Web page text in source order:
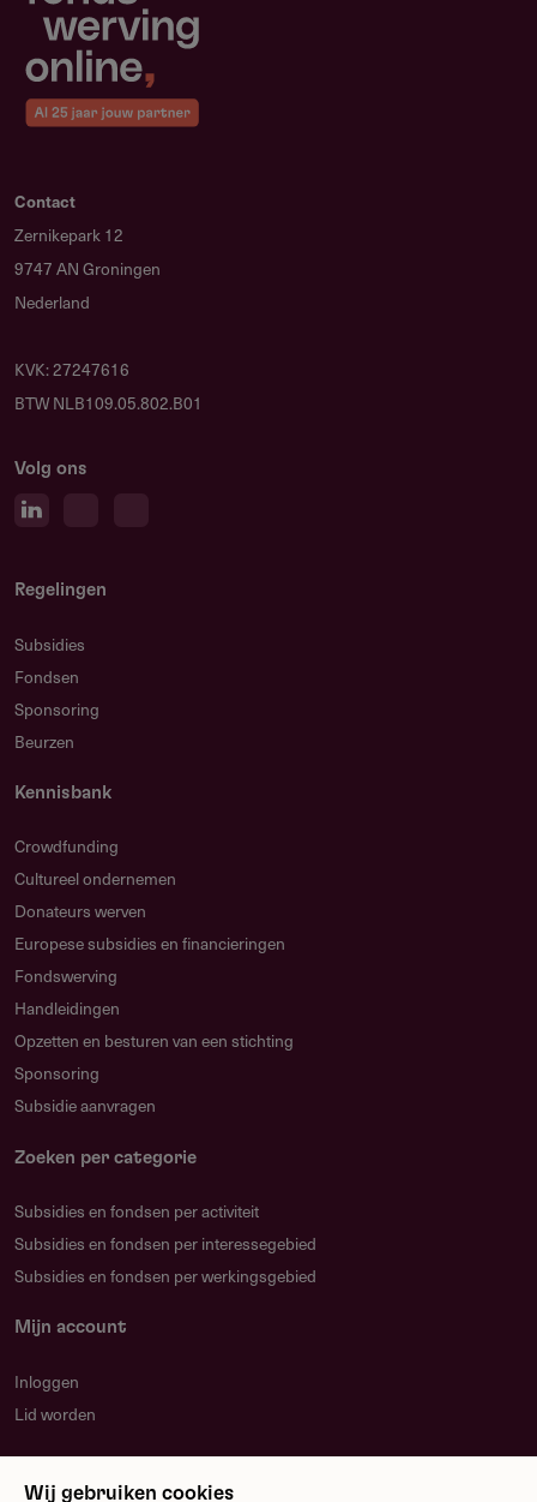
Contact
Zernikepark 12
9747 AN Groningen
Nederland
KVK: 27247616
BTW NLB109.05.802.B01
Volg ons
Regelingen
Subsidies
Fondsen
Sponsoring
Beurzen
Kennisbank
Crowdfunding
Cultureel ondernemen
Donateurs werven
Europese subsidies en financieringen
Fondswerving
Handleidingen
Opzetten en besturen van een stichting
Sponsoring
Subsidie aanvragen
Zoeken per categorie
Subsidies en fondsen per activiteit
Subsidies en fondsen per interessegebied
Subsidies en fondsen per werkingsgebied
Mijn account
Inloggen
Lid worden
Wij gebruiken cookies